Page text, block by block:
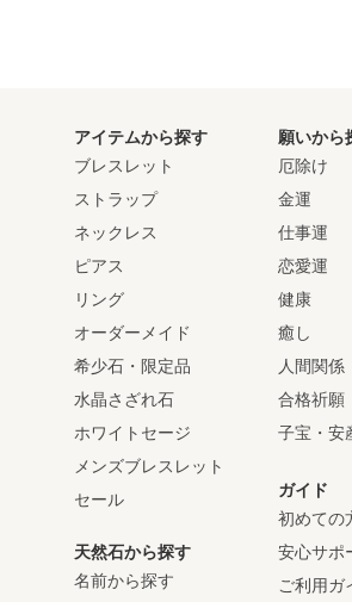
アイテムから探す
ブレスレット
ストラップ
ネックレス
ピアス
リング
オーダーメイド
希少石・限定品
水晶さざれ石
ホワイトセージ
メンズブレスレット
セール
願いから
厄除け
金運
仕事運
恋愛運
健康
癒し
人間関係
合格祈願
子宝・安
天然石から探す
名前から探す
ガイド
初めての
安心サポ
ご利用ガ